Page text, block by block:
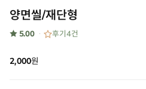
양면씰/재단형
★ 5.00 후기4건
2,000원